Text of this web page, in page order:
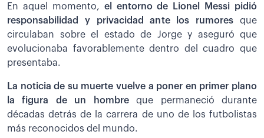
En aquel momento, el entorno de Lionel Messi pidió
responsabilidad y privacidad ante los rumores que
circulaban sobre el estado de Jorge y aseguró que
evolucionaba favorablemente dentro del cuadro que
presentaba.
La noticia de su muerte vuelve a poner en primer plano
la figura de un hombreque permaneció durante
décadas detrás de la carrera de uno de los futbolistas
más reconocidos del mundo.